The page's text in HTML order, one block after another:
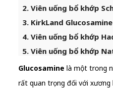
2. Viên uống bổ khớp
3. KirkLand
4. Viên uống bổ khớp
5. Viên uống bổ khớp
Glucosamine là một trong
rất quan trọng đối với